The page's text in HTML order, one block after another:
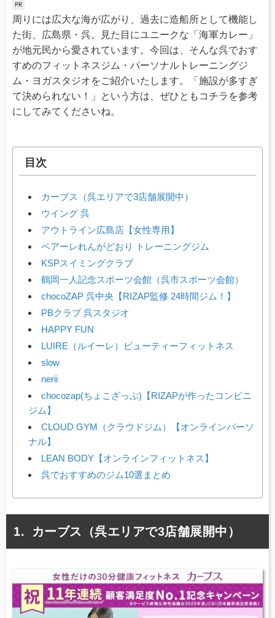
周りには広大な海が広がり、過去に造船所として機能し
た街、広島県・呉。見た目にユニークな「海軍カレー」
が地元民から愛されています。今回は、そんな呉でおす
すめのフィットネスジム・パーソナルトレーニングジ
ム・ヨガスタジオをご紹介いたします。「施設が多すぎ
て決められない！」という方は、ぜひともコチラを参考
にしてみてくださいね。
目次
カーブス（呉エリアで3店舗展開中）
ウイング 呉
アウトライン広島店【女性専用】
ペアーレれんがどおり トレーニングジム
KSPスイミングクラブ
鶴岡一人記念スポーツ会館（呉市スポーツ会館）
chocoZAP 呉中央【RIZAP監修 24時間ジム！】
PBクラブ 呉スタジオ
HAPPY FUN
LUIRE（ルイーレ）ビューティーフィットネス
slow
nerii
chocozap(ちょこざっぷ)【RIZAPが作ったコンビニ
ジム】
CLOUD GYM（クラウドジム）【オンラインパーソ
ナル】
LEAN BODY【オンラインフィットネス】
呉でおすすめのジム10選まとめ
カーブス（呉エリアで3店舗展開中）